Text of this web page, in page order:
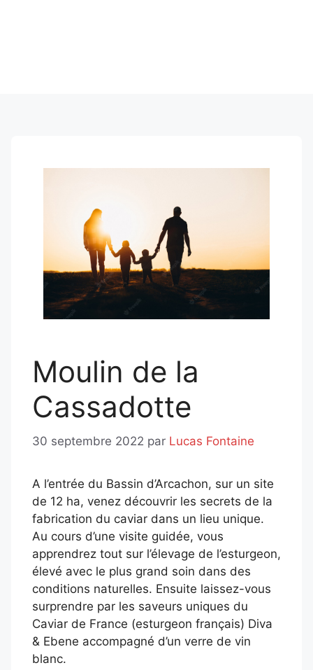
Moulin de la
Cassadotte
30 septembre 2022 par Lucas Fontaine
A l’entrée du Bassin d’Arcachon, sur un site
de 12 ha, venez découvrir les secrets de la
fabrication du caviar dans un lieu unique.
Au cours d’une visite guidée, vous
apprendrez tout sur l’élevage de l’esturgeon,
élevé avec le plus grand soin dans des
conditions naturelles. Ensuite laissez-vous
surprendre par les saveurs uniques du
Caviar de France (esturgeon français) Diva
& Ebene accompagné d’un verre de vin
blanc.